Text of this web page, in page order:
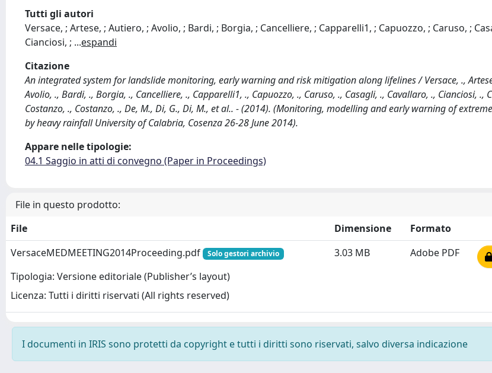
Tutti gli autori
Versace, ; Artese, ; Autiero, ; Avolio, ; Bardi, ; Borgia, ; Cancelliere, ; Capparelli1, ; Capuozzo, ; Caruso, ;
Cianciosi, ; ...espandi
Citazione
An integrated system for landslide monitoring, early warning and risk mitigation along lifelines / Versace, .,
Avolio, ., Bardi, ., Borgia, ., Cancelliere, ., Capparelli1, ., Capuozzo, ., Caruso, ., Casagli, ., Cavallaro, ., Cianciosi, .,
Costanzo, ., Costanzo, ., De, M., Di, G., Di, M., et al.. - (2014). (Monitoring, modelling and early warning of
by heavy rainfall University of Calabria, Cosenza 26-28 June 2014).
Appare nelle tipologie:
04.1 Saggio in atti di convegno (Paper in Proceedings)
File in questo prodotto:
File
Dimensione
Formato
VersaceMEDMEETING2014Proceeding.pdf
Solo gestori archivio
Tipologia: Versione editoriale (Publisher’s layout)
Licenza: Tutti i diritti riservati (All rights reserved)
3.03 MB Adobe PDF
I documenti in IRIS sono protetti da copyright e tutti i diritti sono riservati, salvo diversa indicazione